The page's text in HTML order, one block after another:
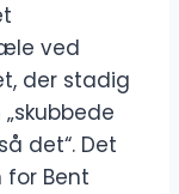
ved
der stadig
det“. Det
for Bent